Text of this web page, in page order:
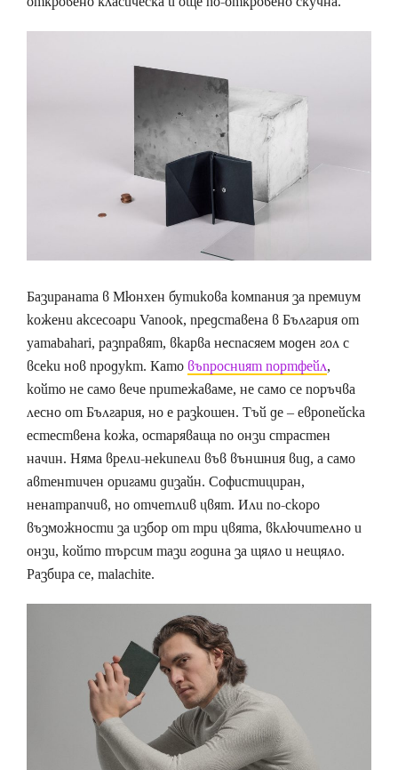
Базираната в Мюнхен бутикова компания за премиум
кожени аксесоари Vanook, представена в България от
yamabahari, разправят, вкарва неспасяем моден гол с
всеки нов продукт. Като въпросният портфейл,
който не само вече притежаваме, не само се поръчва
лесно от България, но е разкошен. Тъй де – европейска
естествена кожа, остаряваща по онзи страстен
начин. Няма врели-некипели във външния вид, а само
автентичен оригами дизайн. Софистициран,
ненатрапчив, но отчетлив цвят. Или по-скоро
възможности за избор от три цвята, включително и
онзи, който търсим тази година за щяло и нещяло.
Разбира се, malachite.